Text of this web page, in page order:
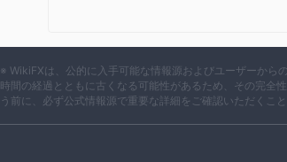
※ WikiFXは、公的に入手可能な情報源およびユーザーから
時間の経過とともに古くなる可能性があるため、その完全
う前に、必ず公式情報源で重要な詳細をご確認いただくこ